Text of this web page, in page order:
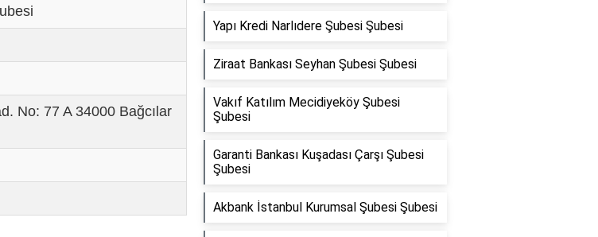
No: 77 A 34000 Bağcılar
Yapı Kredi Narlıdere Şubesi Şubesi
Ziraat Bankası Seyhan Şubesi Şubesi
Vakıf Katılım Mecidiyeköy Şubesi
Şubesi
Garanti Bankası Kuşadası Çarşı Şubesi
Şubesi
Akbank İstanbul Kurumsal Şubesi Şubesi